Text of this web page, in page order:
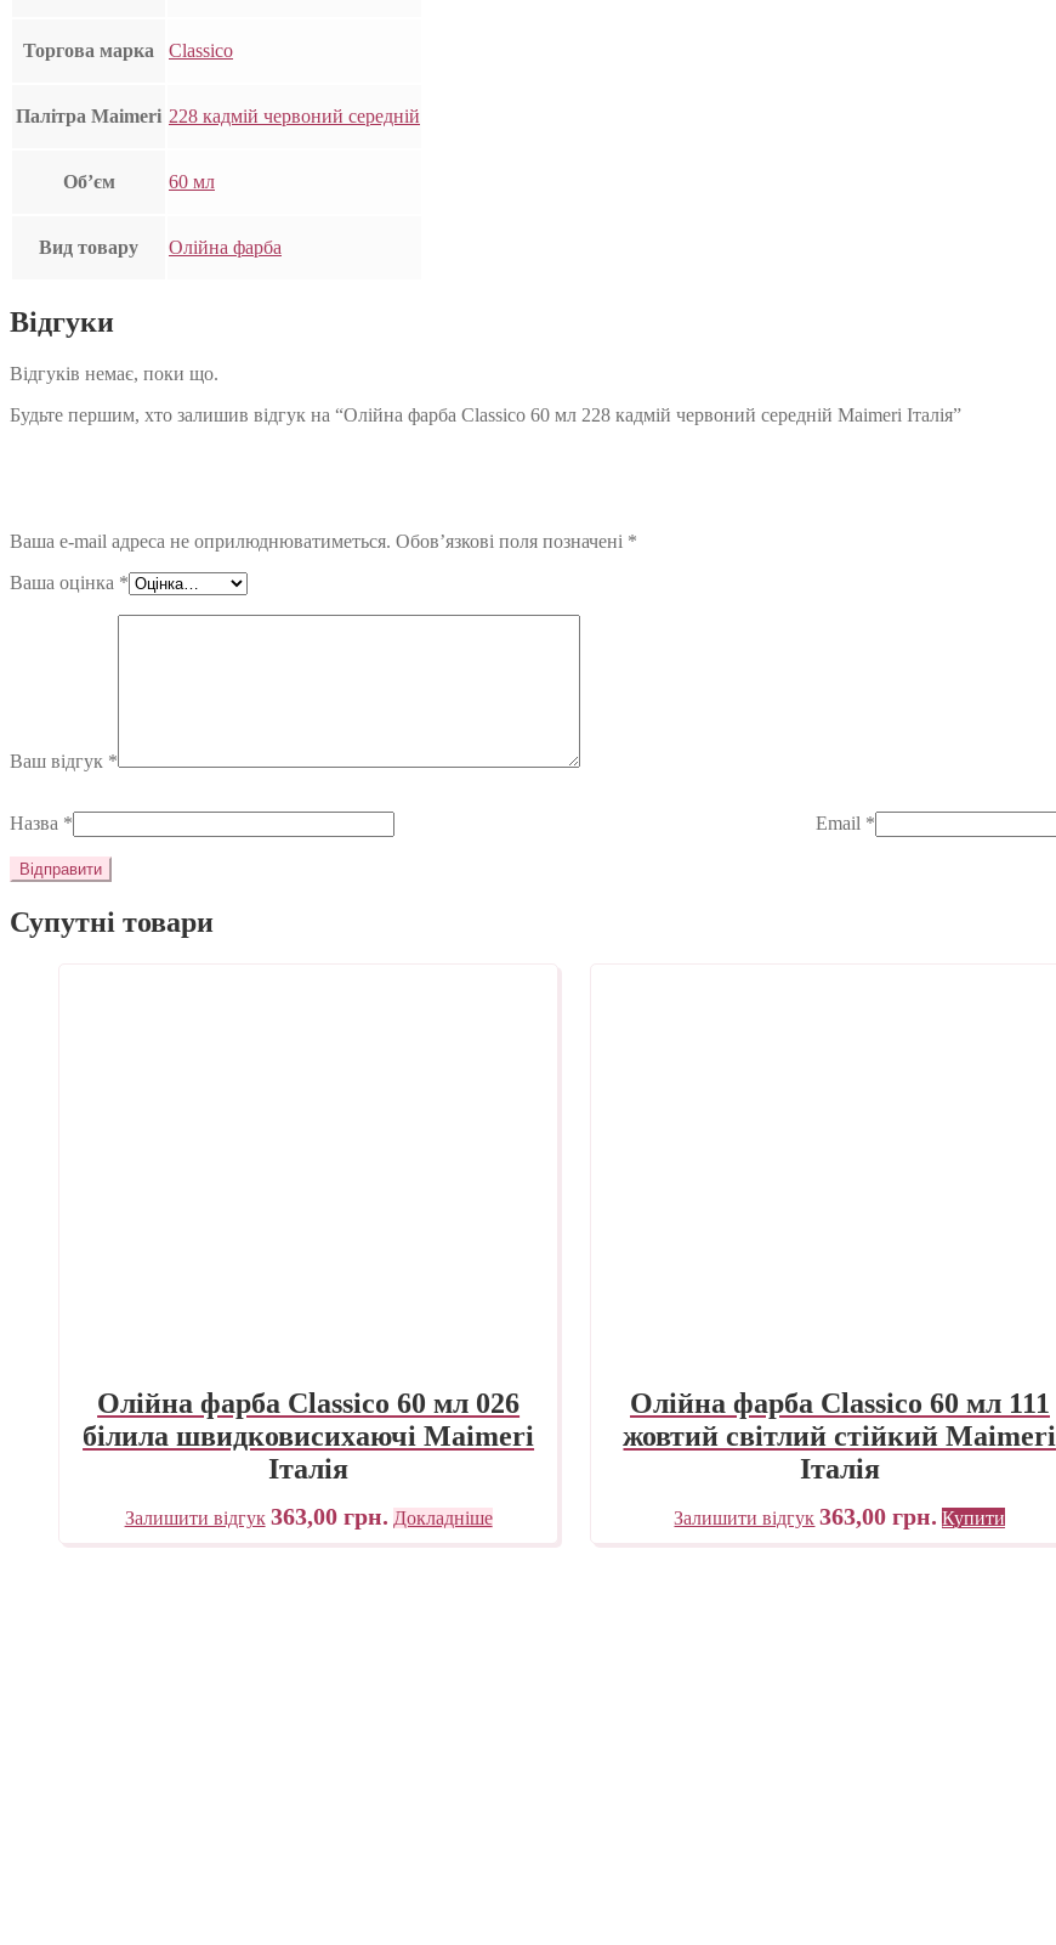
Торгова марка Classico
Палітра Maimeri 228 кадмій червоний середній
Об’єм 60 мл
Вид товару Олійна фарба
Відгуки
Відгуків немає, поки що.
Будьте першим, хто залишив відгук на “Олійна фарба Classico 60 мл 228 кадмій червоний середній Maimeri Італія”
Ваша e-mail адреса не оприлюднюватиметься. Обов’язкові поля позначені *
Ваша оцінка *
Ваш відгук *
Назва * Email *
Супутні товари
Олійна фарба Classico 60 мл 026
білила швидковисихаючі Maimeri
Італія
Залишити відгук 363,00 грн. Докладніше
Олійна фарба Classico 60 мл 111
жовтий світлий стійкий Maimeri
Італія
Залишити відгук 363,00грн. Купити